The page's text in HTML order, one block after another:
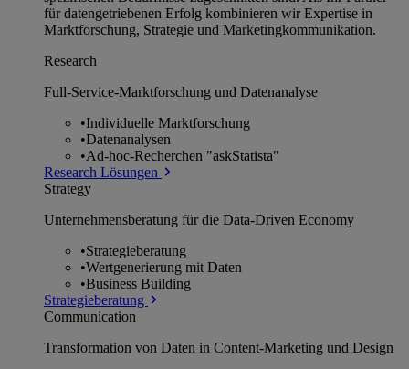
für datengetriebenen Erfolg kombinieren wir Expertise in
Marktforschung, Strategie und Marketingkommunikation.
Research
Full-Service-Marktforschung und Datenanalyse
•Individuelle Marktforschung
•Datenanalysen
•Ad-hoc-Recherchen "askStatista"
Research Lösungen
Strategy
Unternehmens­beratung für die Data-Driven Economy
•Strategieberatung
•Wertgenerierung mit Daten
•Business Building
Strategieberatung
Communication
Transformation von Daten in Content-Marketing und Design